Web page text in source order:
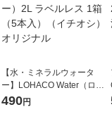
【水・ミネラルウォータ
ー】LOHACO Water（ロハ
コウォーター）2L ラベルレ
490円